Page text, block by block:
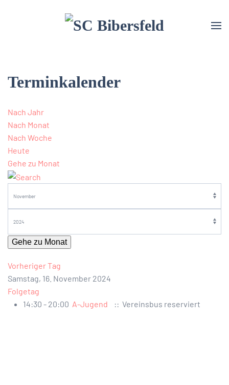
Terminkalender
Nach Jahr
Nach Monat
Nach Woche
Heute
Gehe zu Monat
Gehe zu Monat
Vorheriger Tag
Samstag, 16. November 2024
Folgetag
14:30 - 20:00 A-Jugend :: Vereinsbus reserviert